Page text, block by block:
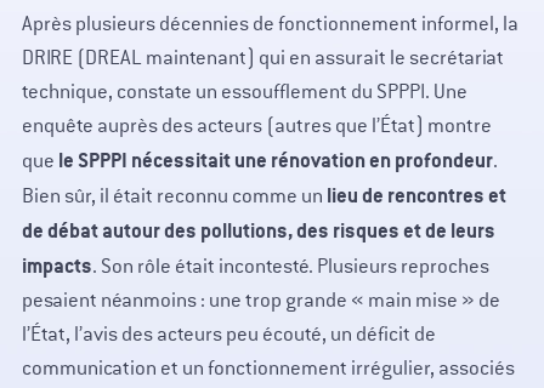
Après plusieurs décennies de fonctionnement informel, la
DRIRE (DREAL maintenant) qui en assurait le secrétariat
technique, constate un essoufflement du SPPPI. Une
enquête auprès des acteurs (autres que l’État) montre
que le SPPPI nécessitait une rénovation en profondeur.
Bien sûr, il était reconnu comme un lieu de rencontres et
de débat autour des pollutions, des risques et de leurs
impacts. Son rôle était incontesté. Plusieurs reproches
pesaient néanmoins : une trop grande « main mise » de
l’État, l’avis des acteurs peu écouté, un déficit de
communication et un fonctionnement irrégulier, associés